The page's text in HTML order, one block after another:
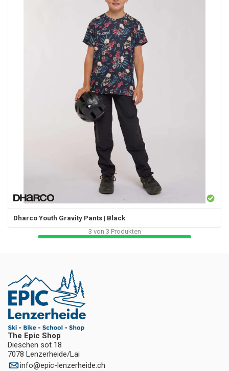
Dharco Youth Gravity Pants | Black
3 von 3 Produkten
The Epic Shop
Dieschen sot 18
7078 Lenzerheide/Lai
info@epic-lenzerheide.ch